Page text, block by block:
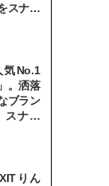
スナッ
気No.1
。洒落
ブラン
スナッ
りん